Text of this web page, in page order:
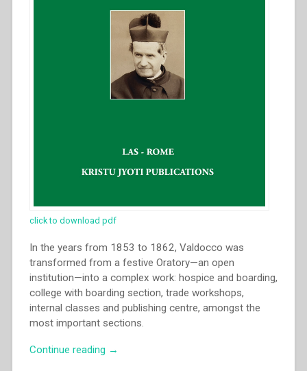
click to download pdf
In the years from 1853 to 1862, Valdocco was
transformed from a festive Oratory—an open
institution—into a complex work: hospice and boarding,
college with boarding section, trade workshops,
internal classes and publishing centre, amongst the
most important sections.
Continue reading “Giovanni
→